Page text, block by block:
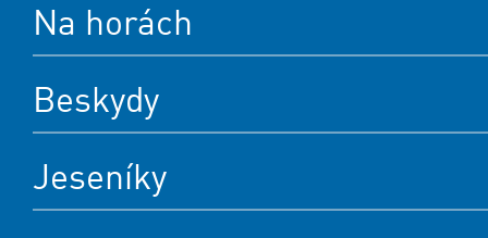
Na horách
Beskydy
Jeseníky